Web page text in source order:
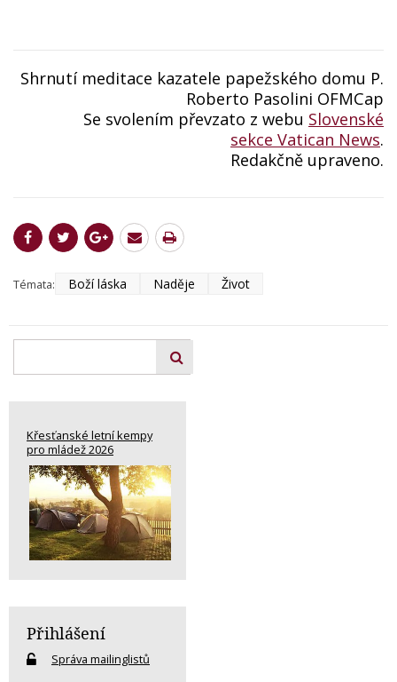
Shrnutí meditace kazatele papežského domu P.
Roberto Pasolini OFMCap
Se svolením převzato z webu Slovenské
sekce Vatican News.
Redakčně upraveno.
Témata: Boží láska Naděje Život
Křesťanské letní kempy
pro mládež 2026
Přihlášení
Správa mailinglistů